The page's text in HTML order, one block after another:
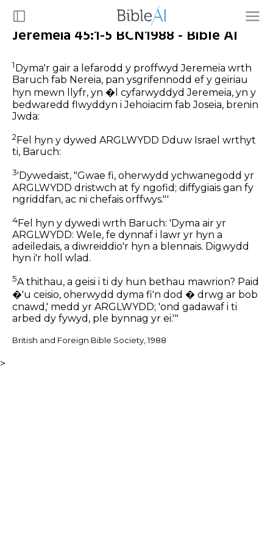
Jeremeia 45:1-5 BCN1988 - Bible AI
1Dyma'r gair a lefarodd y proffwyd Jeremeia wrth
Baruch fab Nereia, pan ysgrifennodd ef y geiriau
hyn mewn llyfr, yn �l cyfarwyddyd Jeremeia, yn y
bedwaredd flwyddyn i Jehoiacim fab Joseia, brenin
Jwda:
2 Fel hyn y dywed ARGLWYDD Dduw Israel wrthyt
ti, Baruch:
3'Dywedaist, "Gwae fi, oherwydd ychwanegodd yr
ARGLWYDD dristwch at fy ngofid; diffygiais gan fy
ngriddfan, ac ni chefais orffwys."'
4Fel hyn y dywedi wrth Baruch: 'Dyma air yr
ARGLWYDD: Wele, fe dynnaf i lawr yr hyn a
adeiledais, a diwreiddio'r hyn a blennais. Digwydd
hyn i'r holl wlad.
5A thithau, a geisi i ti dy hun bethau mawrion? Paid
�'u ceisio, oherwydd dyma fi'n dod � drwg ar bob
cnawd,' medd yr ARGLWYDD; 'ond gadawaf i ti
arbed dy fywyd, ple bynnag yr ei.'"
British and Foreign Bible Society, 1988
>